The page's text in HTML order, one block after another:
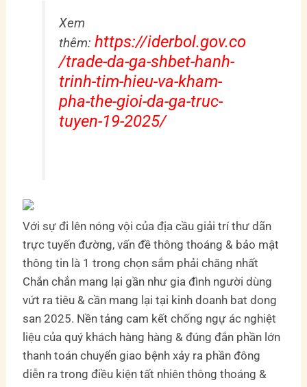
Xem
thêm:https://iderbol.gov.co
/trade-da-ga-shbet-hanh-
trinh-tim-hieu-va-kham-
pha-the-gioi-da-ga-truc-
tuyen-19-2025/
Với sự đi lên nóng vội của địa cầu giải trí thư dãn
trực tuyến đường, vấn đề thông thoáng & bảo mật
thông tin là 1 trong chọn sắm phải chăng nhất
Chắn chắn mang lại gần như gia đình người dùng
vứt ra tiêu & cần mang lại tại kinh doanh bat dong
san 2025. Nền tảng cam kết chống ngự ác nghiệt
liệu của quý khách hàng hàng & đúng đắn phần lớn
thanh toán chuyển giao bệnh xảy ra phần đông
diễn ra trong điều kiện tất nhiên thông thoáng &